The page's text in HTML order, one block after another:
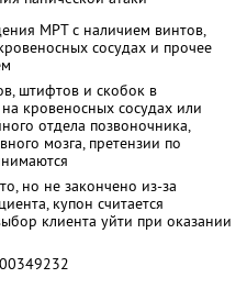
МРТ с наличием винтов,
сосудах и прочее
штифтов и скобок в
кровеносных сосудах или
отдела позвоночника,
мозга, претензии по
но не закончено из-за
купон считается
клиента уйти при оказании